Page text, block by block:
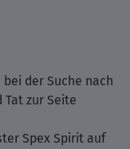
der Suche nach
zur Seite
Spex Spirit auf